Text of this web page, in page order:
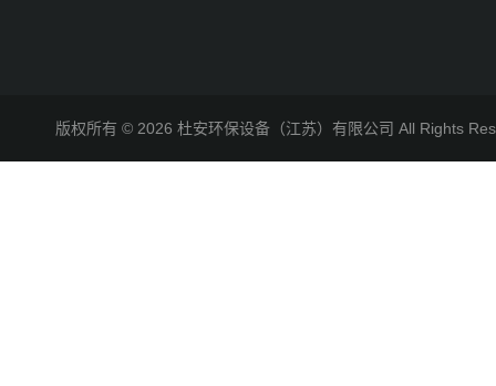
版权所有 © 2026 杜安环保设备（江苏）有限公司 All Rights